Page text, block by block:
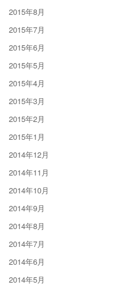
2015年8月
2015年7月
2015年6月
2015年5月
2015年4月
2015年3月
2015年2月
2015年1月
2014年12月
2014年11月
2014年10月
2014年9月
2014年8月
2014年7月
2014年6月
2014年5月